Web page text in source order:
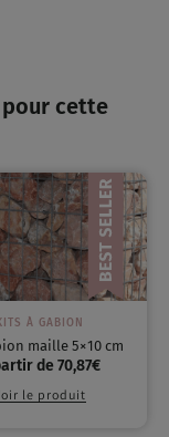
cette
À GABION
maille 5×10 cm
de 70,87€
le produit